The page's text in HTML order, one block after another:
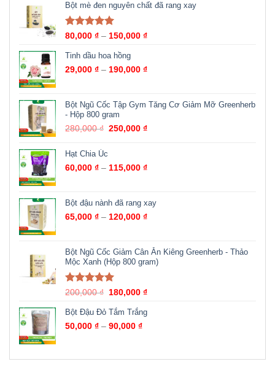
Bột mè đen nguyên chất đã rang xay
Được xếp
sao
80,000 ₫ – 150,000 ₫
Tinh dầu hoa hồng
29,000 ₫ – 190,000 ₫
Bột Ngũ Cốc Tập Gym Tăng Cơ Giảm Mỡ Greenherb
- Hộp 800 gram
280,000₫ 250,000₫
Hạt Chia Úc
60,000 ₫ – 115,000 ₫
Bột đậu nành đã rang xay
65,000 ₫ – 120,000 ₫
Bột Ngũ Cốc Giảm Cân Ăn Kiêng Greenherb - Thảo
Mộc Xanh (Hộp 800 gram)
Được xếp
sao
200,000₫ 180,000₫
Bột Đậu Đỏ Tắm Trắng
50,000 ₫ – 90,000 ₫